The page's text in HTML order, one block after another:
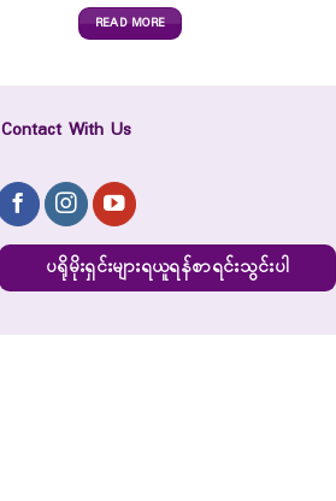
READ MORE
Contact With Us
ပရိုမိုးရှင်းများရယူရန်စာရင်းသွင်းပါ